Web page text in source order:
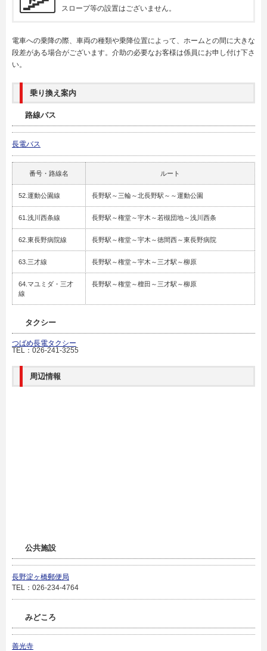
スロープ等の設置はございません。
電車への乗降の際、車両の種類や乗降位置によって、ホームとの間に大きな
段差がある場合がございます。介助の必要なお客様は係員にお申し付け下さ
い。
乗り換え案内
路線バス
長電バス
番号・路線名 ルート
52.運動公園線 長野駅～三輪～北長野駅～～運動公園
61.浅川西条線 長野駅～権堂～宇木～若槻団地～浅川西条
62.東長野病院線 長野駅～権堂～宇木～徳間西～東長野病院
63.三才線 長野駅～権堂～宇木～三才駅～柳原
64.マユミダ・三才
線
長野駅～権堂～檀田～三才駅～柳原
タクシー
つばめ長電タクシー
TEL：026-241-3255
周辺情報
公共施設
長野淀ヶ橋郵便局
TEL：026-234-4764
みどころ
善光寺